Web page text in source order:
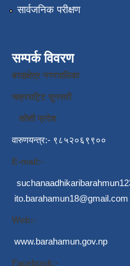
सार्वजनिक परीक्षण
सम्पर्क विवरण
बराहक्षेत्र नगरपालिका
चक्रघट्टि सुनसरी
कोशी प्रदेश
वारुणयन्त्र:- ९८५२०६९९००
E-mail:-
ito.barahamun18@gmail.com
Web:-
www.barahamun.gov.np
Facebook:-